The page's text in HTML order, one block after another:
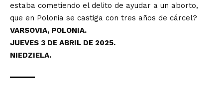
estaba cometiendo el delito de ayudar a un aborto,
que en Polonia se castiga con tres años de cárcel?
VARSOVIA, POLONIA.
JUEVES 3 DE ABRIL DE 2025.
NIEDZIELA.